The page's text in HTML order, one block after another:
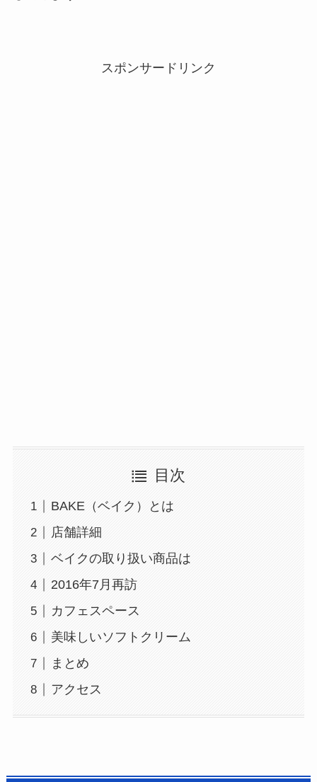
スポンサードリンク
目次
BAKE（ベイク）とは
店舗詳細
ベイクの取り扱い商品は
2016年7月再訪
カフェスペース
美味しいソフトクリーム
まとめ
アクセス